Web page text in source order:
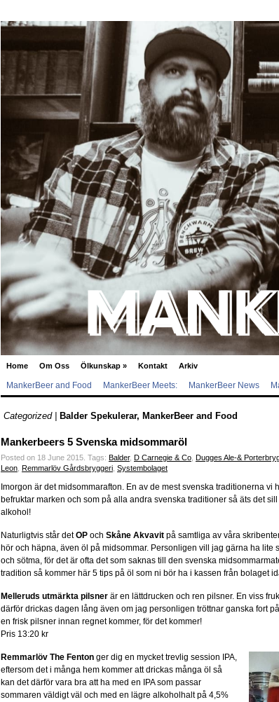
Home Om Oss Ölkunskap » Kontakt Arkiv
MankerBeer and Food MankerBeer Meets: MankerBeer News
Categorized | Balder Spekulerar, MankerBeer and Food
Mankerbeers 5 Svenska midsommaröl
Posted on 18 June 2015. Tags: Balder, D Carnegie & Co Dugges Ale-&
Leon Remmarlöv Gårdsbryggeri Systembolaget
Imorgon är det midsommarafton. En av de mest svenska traditionerna vi
befruktar marken och som på alla andra svenska traditioner så äts det
alkohol!
Naturligtvis står detOP och Skåne Akvavit på samtliga av våra
hör och häpna, även öl på midsommar. Personligen vill jag gärna ha lite
och sötma, för det är ofta det som saknas till den svenska
tradition så kommer här 5 tips på öl som ni bör ha i kassen från bolaget
Melleruds utmärkta pilsner är en lättdrucken och ren pilsner. En viss
därför drickas dagen lång även om jag personligen tröttnar ganska fort
en frisk pilsner innan regnet kommer, för det kommer!
Pris 13:20 kr
Remmarlöv The Fenton ger dig en mycket trevlig session IPA,
eftersom det i många hem kommer att drickas många öl så
kan det därför vara bra att ha med en IPA som passar
sommaren väldigt väl och med en lägre alkoholhalt på 4,5%